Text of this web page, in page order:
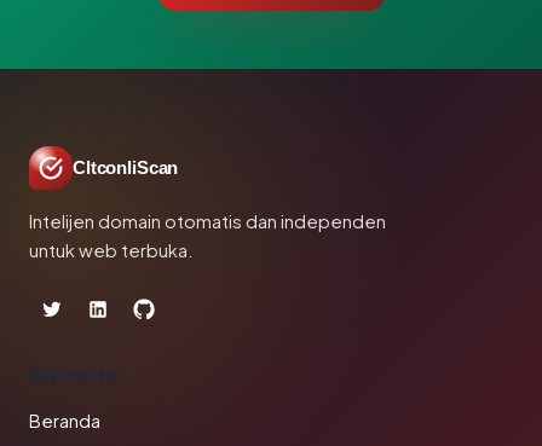
CltconliScan
Intelijen domain otomatis dan independen
untuk web terbuka.
PRODUK
Beranda